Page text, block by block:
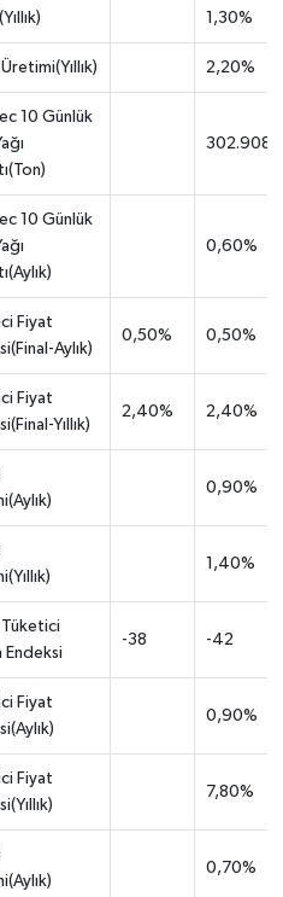
1,30%
2,20%
10 Günlük
302.908
10 Günlük
0,60%
Fiyat
Aylık)
0,50% 0,50%
Fiyat
Yıllık)
2,40% 2,40%
0,90%
1,40%
Tüketici
Endeksi
-38 -42
Fiyat
0,90%
Fiyat
7,80%
0,70%